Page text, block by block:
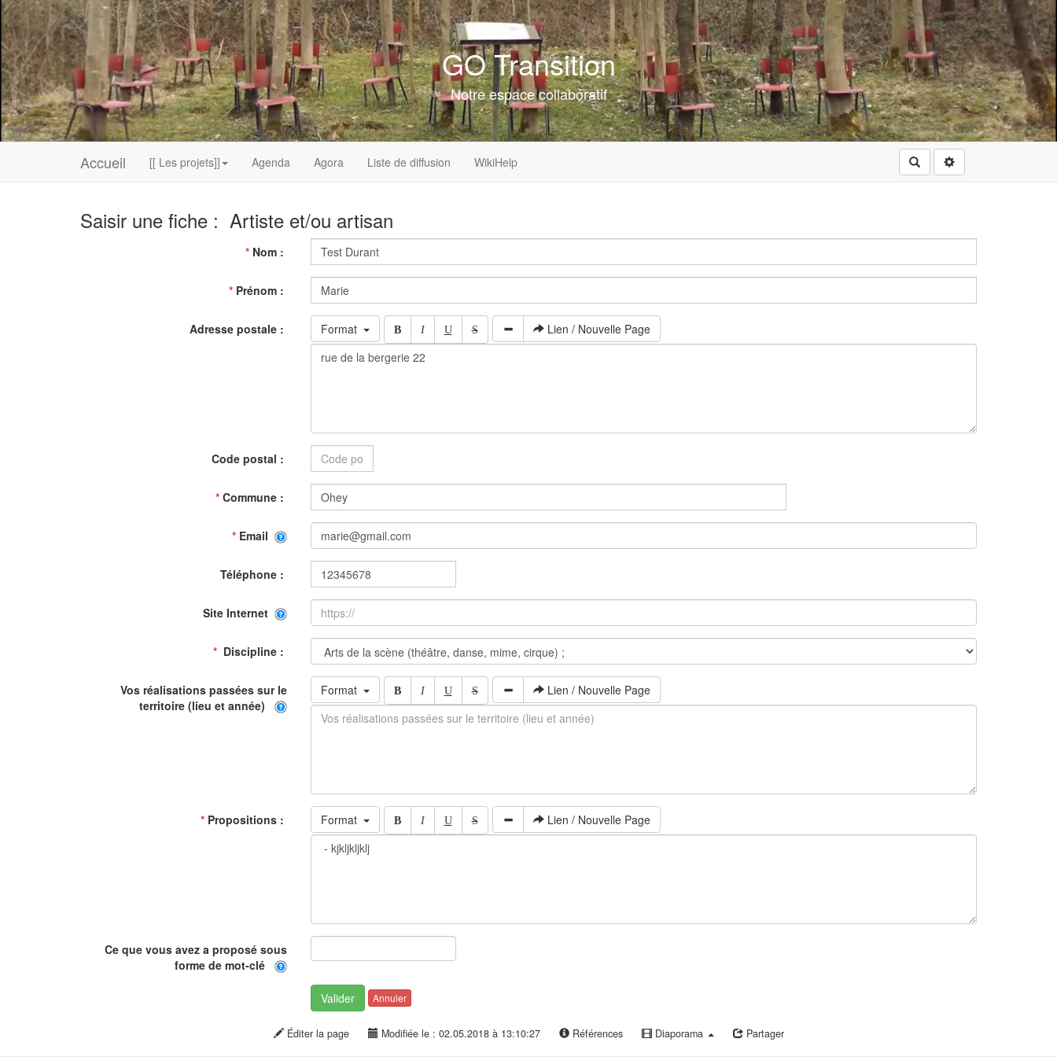
GO Transition
Notre espace collaboratif
Accueil [[ Les projets]] Agenda Agora Liste de diffusion WikiHelp Rechercher
Saisir une fiche : Artiste et/ou artisan
* Nom :
* Prénom :
Adresse postale : Format B I U S Lien / Nouvelle Page
Code postal :
* Commune :
* Email
Téléphone :
Site Internet
* Discipline :
Vos réalisations passées sur le
territoire (lieu et année)
Format B I U S Lien / Nouvelle Page
* Propositions : Format B I U S Lien / Nouvelle Page
Ce que vous avez a proposé sous
forme de mot-clé
Valider Annuler
Éditer la page Modifiée le : 02.05.2018 à 13:10:27 Références Diaporama Partager